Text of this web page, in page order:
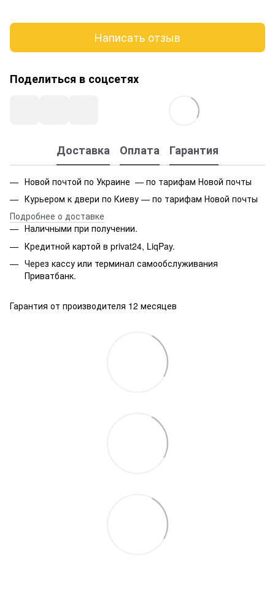
Написать отзыв
Поделиться в соцсетях
Доставка Оплата Гарантия
Новой почтой по Украине — по тарифам Новой почты
Курьером к двери по Киеву — по тарифам Новой почты
Подробнее о доставке
Наличными при получении.
Кредитной картой в privat24, LiqPay.
Через кассу или терминал самообслуживания
Приватбанк.
Гарантия от производителя 12 месяцев